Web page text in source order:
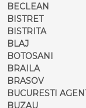
BECLEAN
BISTRET
BISTRITA
BLAJ
BOTOSANI
BRAILA
BRASOV
BUCURESTI
BUZAU